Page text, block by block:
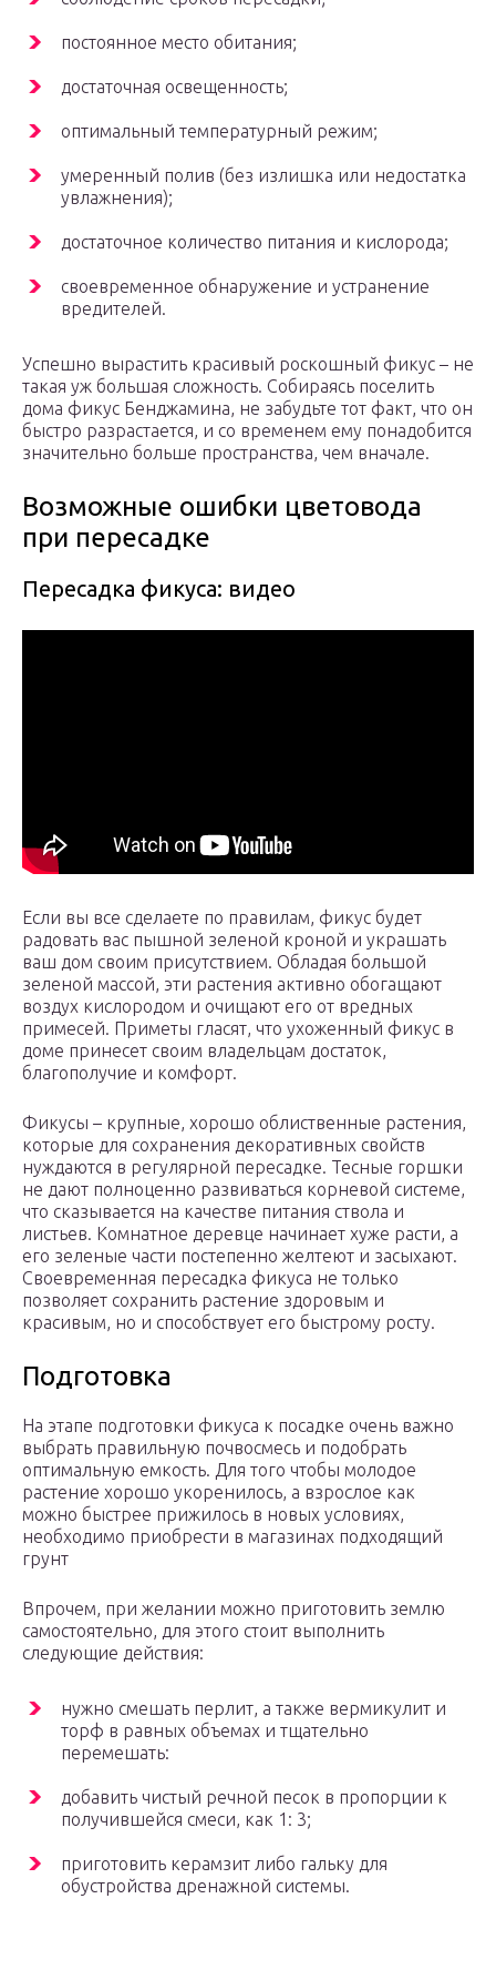
постоянное место обитания;
достаточная освещенность;
оптимальный температурный режим;
умеренный полив (без излишка или недостатка
увлажнения);
достаточное количество питания и кислорода;
своевременное обнаружение и устранение
вредителей.
Успешно вырастить красивый роскошный фикус – не
такая уж большая сложность. Собираясь поселить
дома фикус Бенджамина, не забудьте тот факт, что он
быстро разрастается, и со временем ему понадобится
значительно больше пространства, чем вначале.
Возможные ошибки цветовода
при пересадке
Пересадка фикуса: видео
Если вы все сделаете по правилам, фикус будет
радовать вас пышной зеленой кроной и украшать
ваш дом своим присутствием. Обладая большой
зеленой массой, эти растения активно обогащают
воздух кислородом и очищают его от вредных
примесей. Приметы гласят, что ухоженный фикус в
доме принесет своим владельцам достаток,
благополучие и комфорт.
Фикусы – крупные, хорошо облиственные растения,
которые для сохранения декоративных свойств
нуждаются в регулярной пересадке. Тесные горшки
не дают полноценно развиваться корневой системе,
что сказывается на качестве питания ствола и
листьев. Комнатное деревце начинает хуже расти, а
его зеленые части постепенно желтеют и засыхают.
Своевременная пересадка фикуса не только
позволяет сохранить растение здоровым и
красивым, но и способствует его быстрому росту.
Подготовка
На этапе подготовки фикуса к посадке очень важно
выбрать правильную почвосмесь и подобрать
оптимальную емкость. Для того чтобы молодое
растение хорошо укоренилось, а взрослое как
можно быстрее прижилось в новых условиях,
необходимо приобрести в магазинах подходящий
грунт
Впрочем, при желании можно приготовить землю
самостоятельно, для этого стоит выполнить
следующие действия:
нужно смешать перлит, а также вермикулит и
торф в равных объемах и тщательно
перемешать:
добавить чистый речной песок в пропорции к
получившейся смеси, как 1: 3;
приготовить керамзит либо гальку для
обустройства дренажной системы.